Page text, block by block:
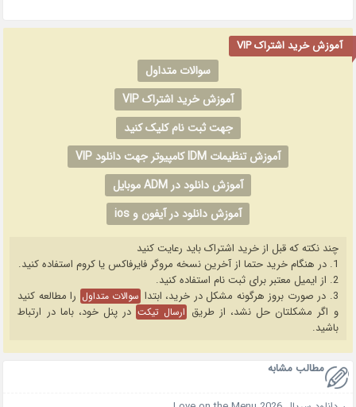
آموزش خرید اشتراک VIP
سوالات متداول
آموزش خرید اشتراک VIP
جهت ثبت نام کلیک کنید
آموزش تنظیمات IDM کامپیوتر جهت دانلود VIP
آموزش دانلود در ADM موبایل
آموزش دانلود در آیفون و ios
چند نکته که قبل از خرید اشتراک باید رعایت کنید
1. در هنگام خرید حتما از آخرین نسخه مروگر فایرفاکس یا کروم استفاده کنید.
2. از ایمیل معتبر برای ثبت نام استفاده کنید.
3. در صورت بروز هرگونه مشکل در خرید، ابتدا
سوالات متداول را مطالعه کنید
و اگر مشکلتان حل نشد، از طریق ارسال تیکت در پنل خود، باما در ارتباط
باشید.
مطالب مشابه